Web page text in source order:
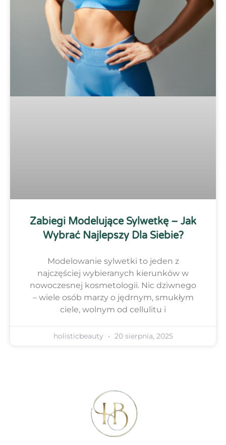
Zabiegi Modelujące Sylwetkę – Jak
Wybrać Najlepszy Dla Siebie?
Modelowanie sylwetki to jeden z
najczęściej wybieranych kierunków w
nowoczesnej kosmetologii. Nic dziwnego
– wiele osób marzy o jędrnym, smukłym
ciele, wolnym od cellulitu i
holisticbeauty 20 sierpnia, 2025